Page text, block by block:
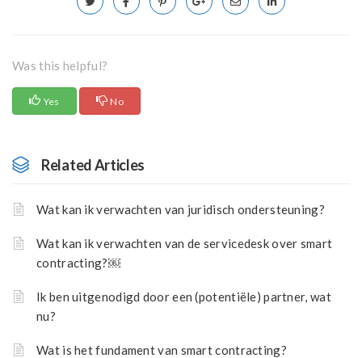
Was this helpful?
Yes No
Related Articles
Wat kan ik verwachten van juridisch ondersteuning?
Wat kan ik verwachten van de servicedesk over smart
contracting?￼
Ik ben uitgenodigd door een (potentiële) partner, wat
nu?
Wat is het fundament van smart contracting?